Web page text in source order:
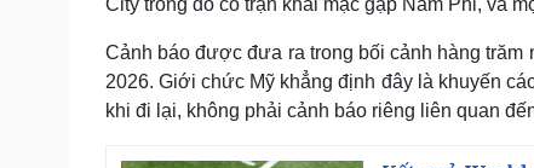
City trong đó có trận khai mạc gặp Nam Phi, và
Cảnh báo được đưa ra trong bối cảnh hàng trăm
2026. Giới chức Mỹ khẳng định đây là khuyến
khi đi lại, không phải cảnh báo riêng liên quan